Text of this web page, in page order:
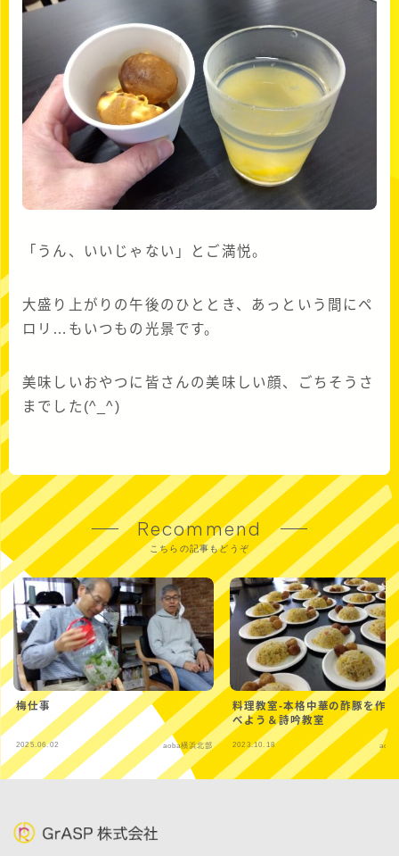
「うん、いいじゃない」とご満悦。
大盛り上がりの午後のひととき、あっという間にペ
ロリ…もいつもの光景です。
美味しいおやつに皆さんの美味しい顔、ごちそうさ
までした(^_^)
Recommend
こちらの記事もどうぞ
梅仕事
2025.06.02 aoba横浜北部
料理教室-本格中華の酢豚を作
べよう＆詩吟教室
2023.10.18 aoba